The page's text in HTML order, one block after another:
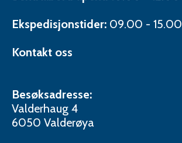
Ekspedisjonstider: 09.00 - 15.00
Kontakt oss
Besøksadresse:
Valderhaug 4
6050 Valderøya